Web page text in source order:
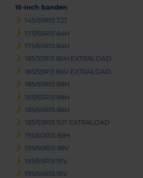
15-inch banden
145/65R15 72T
175/65R15 84H
175/65R15 84H
185/55R15 86H EXTRALOAD
185/55R15 86V EXTRALOAD
185/65R15 88H
185/65R15 88H
185/65R15 88H
185/65R15 92T EXTRALOAD
195/60R15 88H
195/60R15 88V
195/65R15 91V
195/65R15 91V